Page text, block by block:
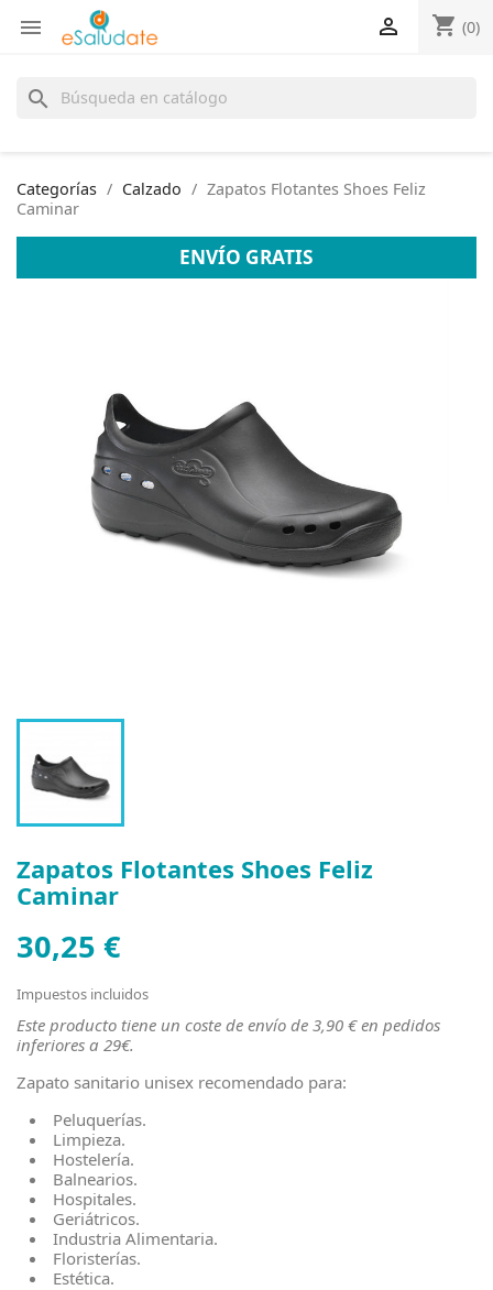
 shopping_cart (0)

search
Categorías Calzado
Zapatos Flotantes Shoes Feliz
Caminar
ENVÍO GRATIS
Zapatos Flotantes Shoes Feliz
Caminar
30,25 €
Impuestos incluidos
Este producto tiene un coste de envío de 3,90 € en pedidos
inferiores a 29€.
Zapato sanitario unisex recomendado para:
Peluquerías.
Limpieza.
Hostelería.
Balnearios.
Hospitales.
Geriátricos.
Industria Alimentaria.
Floristerías.
Estética.